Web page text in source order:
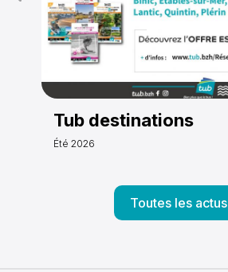
Tub destinations
Été 2026
Toutes les actus